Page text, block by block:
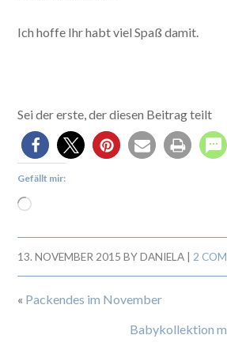
Ich hoffe Ihr habt viel Spaß damit.
Sei der erste, der diesen Beitrag teilt
Gefällt mir:
13. NOVEMBER 2015 BYDANIELA |2
« Packendes im November
Babykollektion